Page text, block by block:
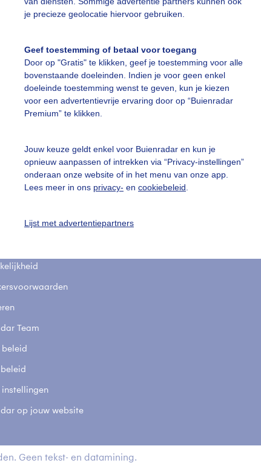
je precieze geolocatie hiervoor gebruiken.
Geef toestemming of betaal voor toegang
Door op "Gratis" te klikken, geef je toestemming voor alle
bovenstaande doeleinden. Indien je voor geen enkel
doeleinde toestemming wenst te geven, kun je kiezen
voor een advertentievrije ervaring door op “Buienradar
Premium” te klikken.
Jouw keuze geldt enkel voor Buienradar en kun je
opnieuw aanpassen of intrekken via “Privacy-instellingen”
onderaan onze website of in het menu van onze app.
Lees meer in ons privacy- en cookiebeleid
Lijst met advertentiepartners
vragen
Team
beleid
instellingen
op jouw website
Mijn weer
Geen tekst- en datamining.